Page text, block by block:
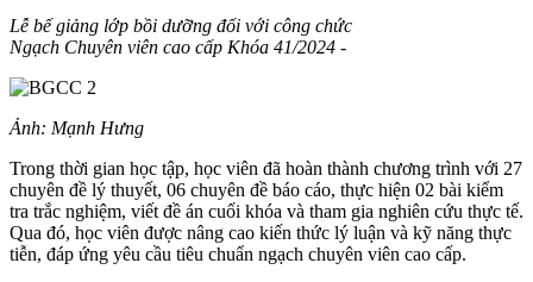
Lễ bế giảng lớp bồi dưỡng đối với công chức
Ngạch Chuyên viên cao cấp Khóa 41/2024 -
Ảnh: Mạnh Hưng
Trong thời gian học tập, học viên đã hoàn thành chương trình với 27
chuyên đề lý thuyết, 06 chuyên đề báo cáo, thực hiện 02 bài kiểm
tra trắc nghiệm, viết đề án cuối khóa và tham gia nghiên cứu thực tế.
Qua đó, học viên được nâng cao kiến thức lý luận và kỹ năng thực
tiễn, đáp ứng yêu cầu tiêu chuẩn ngạch chuyên viên cao cấp.